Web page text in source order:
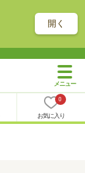
開く
0
お気に入り